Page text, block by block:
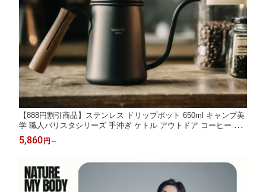
【888円割引商品】ステンレス ドリップポット 650ml キャンプ美
学 職人バリスタシリーズ 手沖ぎ ケトル アウトドア コーヒー 【V
anlife Taiwan】【台湾直送】【送料無料】
5,860 円 ～